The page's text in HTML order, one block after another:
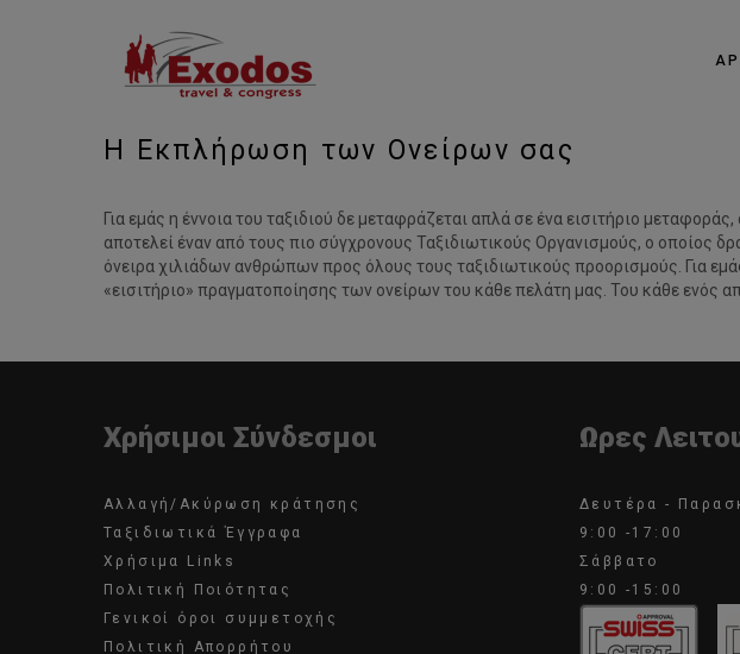
Η Εκπλήρωση των Ονείρων σας
Για εμάς η έννοια του ταξιδιού δε μεταφράζεται απλά σε ένα εισιτήριο
αποτελεί έναν από τους πιο σύγχρονους Ταξιδιωτικούς Οργανισμούς, o οποίος
όνειρα χιλιάδων ανθρώπων προς όλους τους ταξιδιωτικούς προορισμούς. Για
«εισιτήριο» πραγματοποίησης των ονείρων του κάθε πελάτη μας. Του κάθε ενός
Χρήσιμοι Σύνδεσμοι
Αλλαγή/Ακύρωση κράτησης
Ταξιδιωτικά Έγγραφα
Χρήσιμα Links
Πολιτική Ποιότητας
Γενικοί όροι συμμετοχής
Πολιτική Απορρήτου
Ωρες
Δευτέρα -
9:00 -17:00
Σάββατο
9:00 -15:00